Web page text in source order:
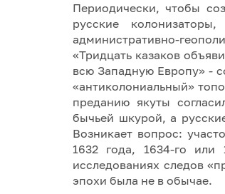
Периодически, чтобы
русские
административно-
«Тридцать казаков
всю Западную Европу» -
«антиколониальный»
преданию якуты
бычьей шкурой, а
Возникает вопрос:
1632 года, 1634-го или
исследованиях следов
эпохи была не в обычае.